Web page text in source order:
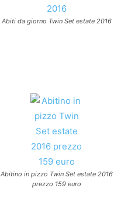
Abiti da giorno Twin Set estate 2016
Abitino in pizzo Twin Set estate 2016
prezzo 159 euro